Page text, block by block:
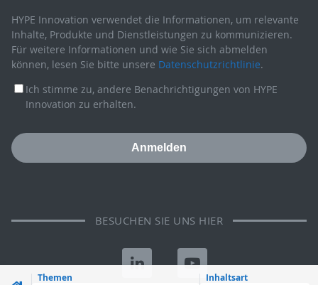
Themen Inhaltsart
HYPE Innovation verwendet die Informationen, um relevante
Inhalte, Produkte und Dienstleistungen zu kommunizieren.
Für weitere Informationen und wie Sie sich abmelden
können, lesen Sie bitte unsere Datenschutzrichtlinie.
Ich stimme zu, andere Benachrichtigungen von HYPE
Innovation zu erhalten.
BESUCHEN SIE UNS HIER